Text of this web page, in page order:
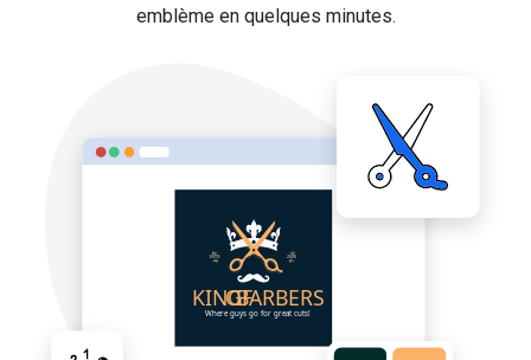
emblème en quelques minutes.